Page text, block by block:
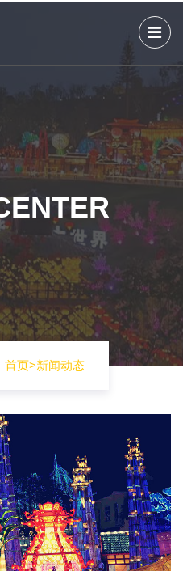
首页>新闻动态